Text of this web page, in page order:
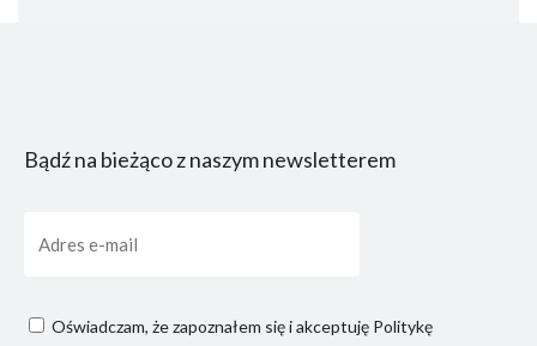
Bądź na bieżąco z naszym newsletterem
mail
Consenso
Oświadczam, że zapoznałem się i akceptuję Politykę